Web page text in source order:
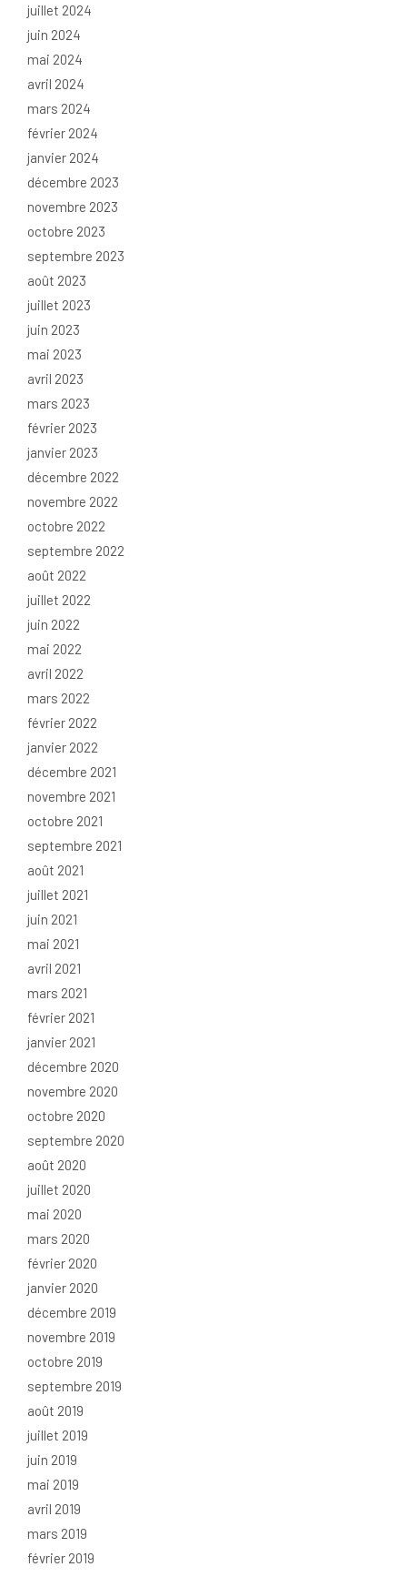
juillet 2024
juin 2024
mai 2024
avril 2024
mars 2024
février 2024
janvier 2024
décembre 2023
novembre 2023
octobre 2023
septembre 2023
août 2023
juillet 2023
juin 2023
mai 2023
avril 2023
mars 2023
février 2023
janvier 2023
décembre 2022
novembre 2022
octobre 2022
septembre 2022
août 2022
juillet 2022
juin 2022
mai 2022
avril 2022
mars 2022
février 2022
janvier 2022
décembre 2021
novembre 2021
octobre 2021
septembre 2021
août 2021
juillet 2021
juin 2021
mai 2021
avril 2021
mars 2021
février 2021
janvier 2021
décembre 2020
novembre 2020
octobre 2020
septembre 2020
août 2020
juillet 2020
mai 2020
mars 2020
février 2020
janvier 2020
décembre 2019
novembre 2019
octobre 2019
septembre 2019
août 2019
juillet 2019
juin 2019
mai 2019
avril 2019
mars 2019
février 2019